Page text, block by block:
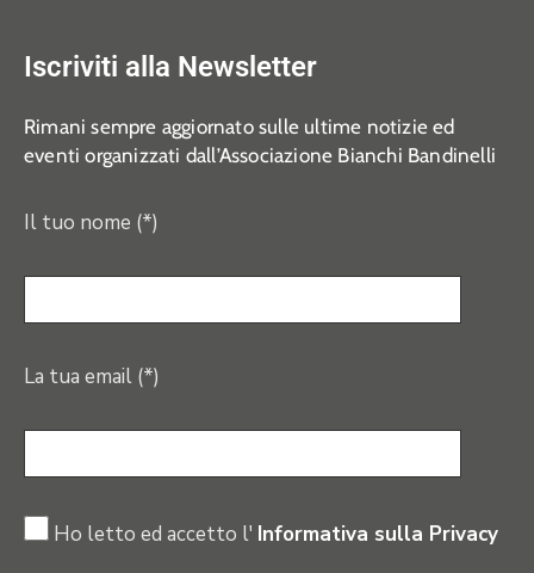
Iscriviti alla Newsletter
Rimani sempre aggiornato sulle ultime notizie ed
eventi organizzati dall’Associazione Bianchi Bandinelli
Il tuo nome (*)
La tua email (*)
Ho letto ed accetto l' Informativa sulla Privacy